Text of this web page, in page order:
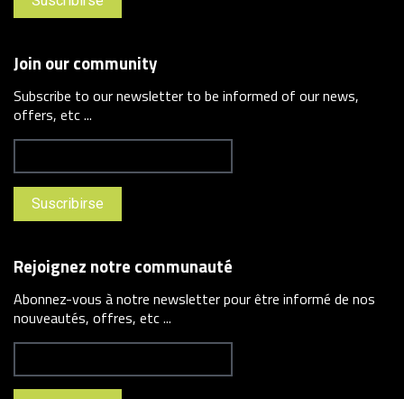
Join our community
Subscribe to our newsletter to be informed of our news,
offers, etc ...
Rejoignez notre communauté
Abonnez-vous à notre newsletter pour être informé de nos
nouveautés, offres, etc ...